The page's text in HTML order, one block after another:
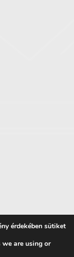
érdekében sütiket
are using or